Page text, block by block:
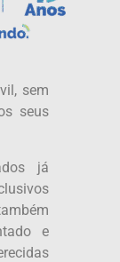
sem
seus
já
e